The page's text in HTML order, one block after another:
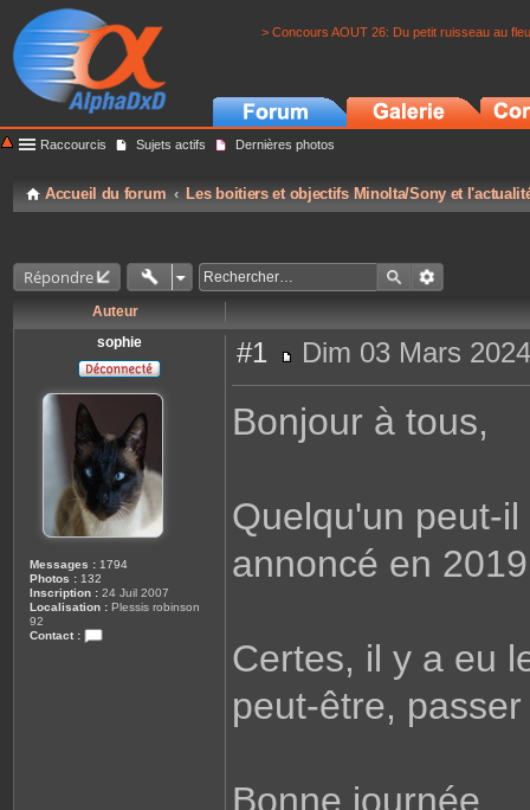
> Concours AOUT 26: Du petit ruisseau au
Raccourcis Sujets actifs Dernières photos
Accueil du forum Les boitiers et objectifs Minolta/Sony et
Répondre
Auteur
sophie
Messages : 1794
Photos : 132
Inscription : 24 Juil 2007
Localisation : Plessis robinson
92
Contact :
#1
e
g
Dim 03 Mars
Bonjour à tous,
Quelqu'un peut-
annoncé en
Certes, il y a eu
peut-être,
Bonne journée